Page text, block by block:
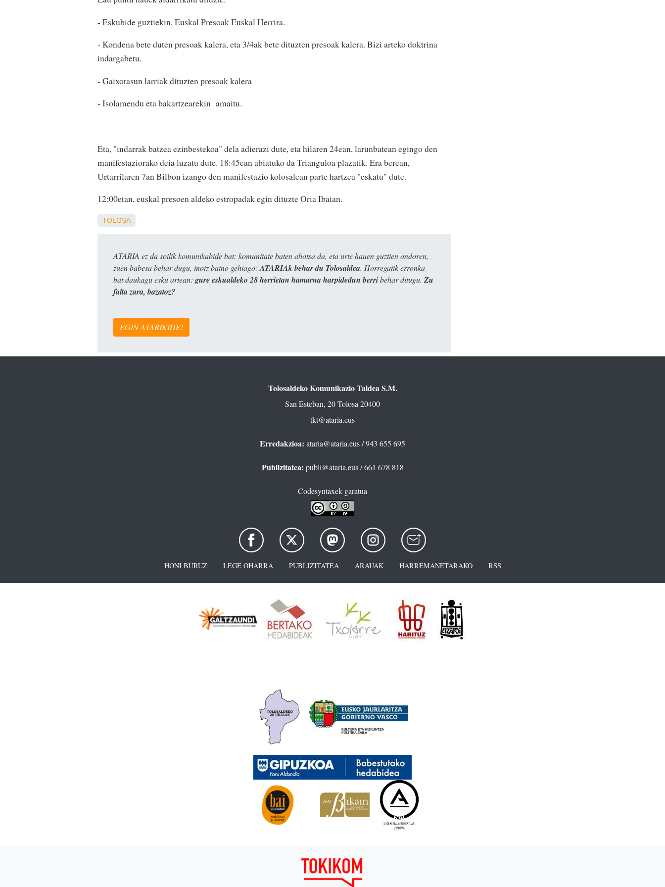
- Eskubide guztiekin, Euskal Presoak Euskal Herrira.
- Kondena bete duten presoak kalera, eta 3/4ak bete dituzten presoak kalera. Bizi arteko doktrina
indargabetu.
- Gaixotasun larriak dituzten presoak kalera
- Isolamendu eta bakartzearekin amaitu.
Eta, "indarrak batzea ezinbestekoa" dela adierazi dute, eta hilaren 24ean, larunbatean egingo den
manifestaziorako deia luzatu dute. 18:45ean abiatuko da Trianguloa plazatik. Era berean,
Urtarrilaren 7an Bilbon izango den manifestazio kolosalean parte hartzea "eskatu" dute.
12:00etan, euskal presoen aldeko estropadak egin dituzte Oria Ibaian.
TOLOSA
ATARIA ez da soilik komunikabide bat: komunitate baten ahotsa da, eta urte hauen guztien ondoren,
zuen babesa behar dugu, inoiz baino gehiago: ATARIAk behar du Tolosaldea. Horregatik erronka
bat daukagu esku artean: gure eskualdeko 28 herrietan hamarna harpidedun berribehar ditugu. Zu
falta zara, bazatoz?
EGIN ATARIKIDE!
Tolosaldeko Komunikazio Taldea S.M.
San Esteban, 20 Tolosa 20400
tkt@ataria.eus
Erredakzioa: ataria@ataria.eus/ 943 655 695
Publizitatea: publi@ataria.eus/ 661 678 818
Codesyntaxek garatua
HONI BURUZ LEGE OHARRA PUBLIZITATEA ARAUAK HARREMANETARAKO RSS